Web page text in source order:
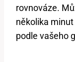
rovnováze.
několika
podle vašeho